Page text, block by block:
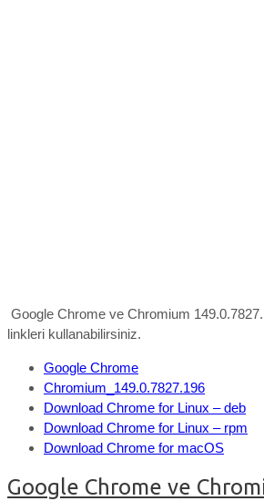
Google Chrome ve Chromium
linkleri kullanabilirsiniz.
Google Chrome
Chromium_149.0.7827.196
Download Chrome for Linux – deb
Download Chrome for Linux – rpm
Download Chrome for macOS
Google Chrome ve